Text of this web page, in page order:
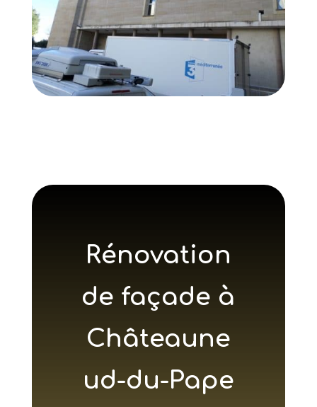
Rénovation
de façade à
Châteaune
ud-du-Pape